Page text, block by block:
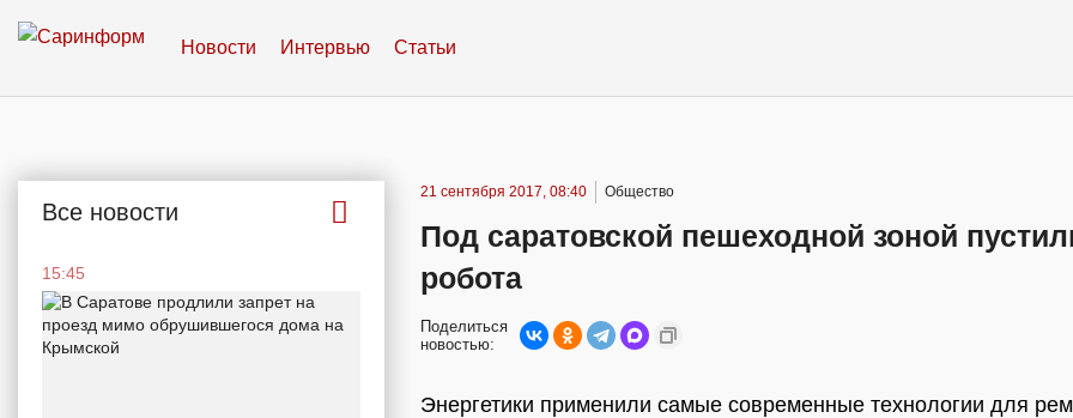
Новости Интервью Статьи
Все новости
15:45
21 сентября 2017, 08:40 Общество
Под саратовской пешеходной зоной
робота
Поделиться
новостью:
Энергетики применили самые современные технологии для